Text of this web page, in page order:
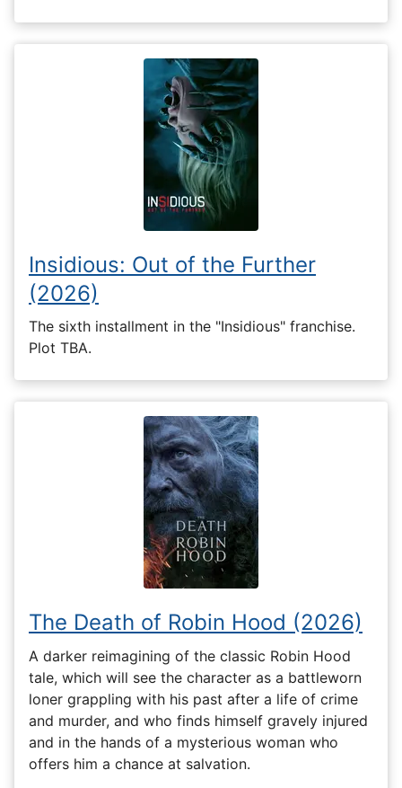
Insidious: Out of the Further
(2026)
The sixth installment in the "Insidious" franchise.
Plot TBA.
The Death of Robin Hood (2026)
A darker reimagining of the classic Robin Hood
tale, which will see the character as a battleworn
loner grappling with his past after a life of crime
and murder, and who finds himself gravely injured
and in the hands of a mysterious woman who
offers him a chance at salvation.